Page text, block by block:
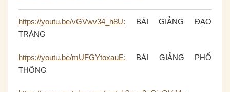
https://youtu.be/vGVwv34_h8U: BÀI GIẢNG ĐẠO
TRÀNG
https://youtu.be/mUFGYtoxauE: BÀI GIẢNG PHỔ
THÔNG